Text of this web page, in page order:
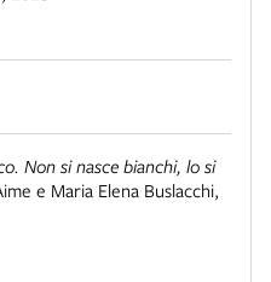
Non si nasce bianchi, lo si
e Maria Elena Buslacchi,